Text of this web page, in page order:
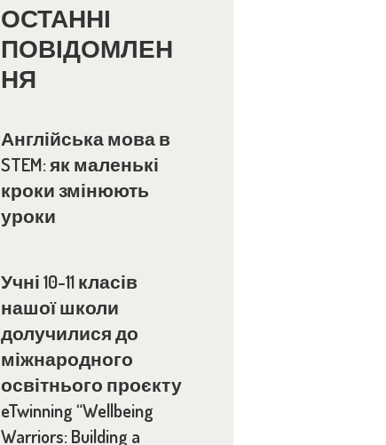
ОСТАННІ
ПОВІДОМЛЕН
НЯ
Англійська мова в
STEM: як маленькі
кроки змінюють
уроки
Учні 10-11 класів
нашої школи
долучилися до
міжнародного
освітнього проєкту
eTwinning “Wellbeing
Warriors: Building a